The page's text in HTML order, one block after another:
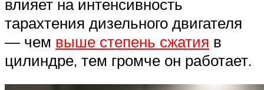
влияет на интенсивность
тарахтения дизельного двигателя
— чем выше степень сжатия в
цилиндре, тем громче он работает.